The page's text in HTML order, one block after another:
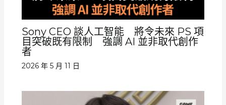
Sony CEO 談人工智能 將令未來 PS 項
目突破既有限制 強調 AI 並非取代創作
者
2026 年 5 月 11 日